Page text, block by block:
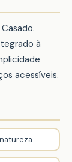
à
acessíveis.